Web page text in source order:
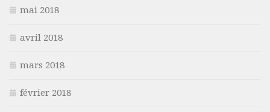
mai 2018
avril 2018
mars 2018
février 2018